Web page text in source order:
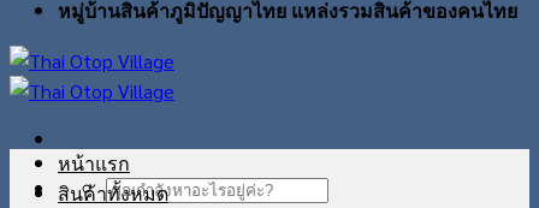
หมู่บ้านสินค้าภูมิปัญญาไทย แหล่งรวมสินค้าของคนไทย
ค้นหา:
หน้าแรก
สินค้าทั้งหมด